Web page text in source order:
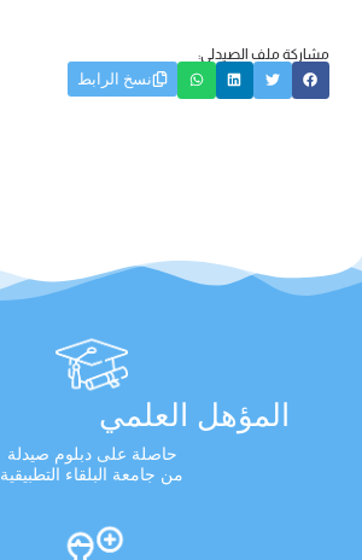
مشاركة ملف الصيدلي:
نسخ الرابط
المؤهل العلمي
حاصلة على دبلوم صيدلة
من جامعة البلقاء التطبيقية